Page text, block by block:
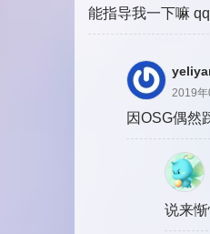
能指导我一下嘛
2019
因OSG偶然
说来